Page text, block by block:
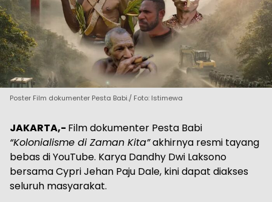
Poster Film dokumenter Pesta Babi./ Foto: Istimewa
JAKARTA,- Film dokumenter Pesta Babi
“Kolonialisme di Zaman Kita”akhirnya resmi tayang
bebas di YouTube. Karya Dandhy Dwi Laksono
bersama Cypri Jehan Paju Dale, kini dapat diakses
seluruh masyarakat.